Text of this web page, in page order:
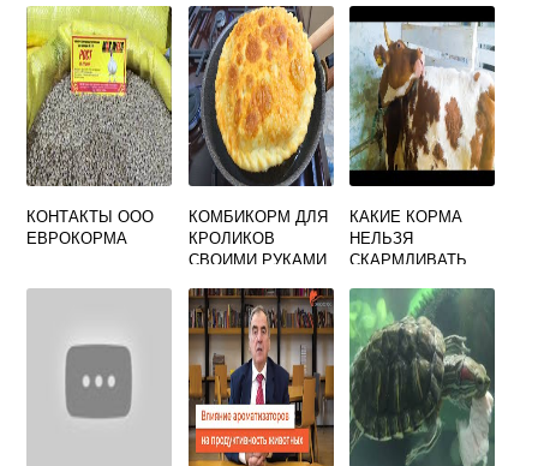
КОНТАКТЫ ООО
ЕВРОКОРМА
КОМБИКОРМ ДЛЯ
КРОЛИКОВ
СВОИМИ РУКАМИ
КАКИЕ КОРМА
НЕЛЬЗЯ
СКАРМЛИВАТЬ
СУХОСТОЙНЫМ
КОРОВАМ